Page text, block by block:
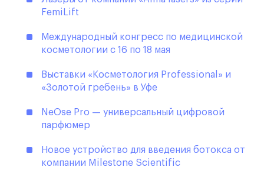
FemiLift
Международный конгресс по медицинской
косметологии с 16 по 18 мая
Выставки «Косметология Professional» и
«Золотой гребень» в Уфе
NeOse Pro — универсальный цифровой
парфюмер
Новое устройство для введения ботокса от
компании Milestone Scientific